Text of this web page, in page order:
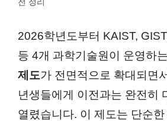
2026학년도부터 KAIST,
등 4개 과학기술원이 운영하는
제도가 전면적으로 확대되면
년생들에게 이전과는 완전히
열렸습니다. 이 제도는 단순